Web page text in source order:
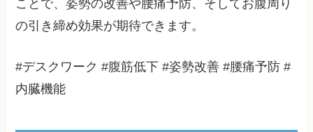
ことで、姿勢の改善や腰痛予防、そしてお腹周り
の引き締め効果が期待できます。
#デスクワーク #腹筋低下 #姿勢改善 #腰痛予防 #
内臓機能